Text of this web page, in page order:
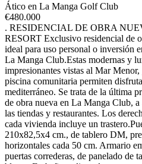
Ático en La Manga Golf Club
€480.000
. RESIDENCIAL DE OBRA
RESORT Exclusivo residencial de
ideal para uso personal o inversión
La Manga Club.Estas modernas y
impresionantes vistas al Mar
piscina comunitaria permiten
mediterráneo. Se trata de la última
de obra nueva en La Manga Club,
las tiendas y restaurantes. Los
cada vivienda incluye un
210x82,5x4 cm., de tablero DM,
horizontales cada 50 cm. Armario
puertas correderas, de panelado de